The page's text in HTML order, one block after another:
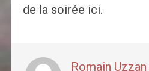
de la soirée ici.
Romain Uzzan